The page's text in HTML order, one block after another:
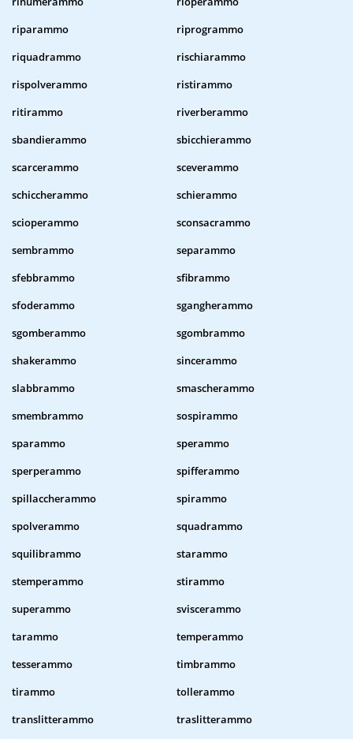
riparammo
riprogrammo
riquadrammo
rischiarammo
rispolverammo
ristirammo
ritirammo
riverberammo
sbandierammo
sbicchierammo
scarcerammo
sceverammo
schiccherammo
schierammo
scioperammo
sconsacrammo
sembrammo
separammo
sfebbrammo
sfibrammo
sfoderammo
sgangherammo
sgomberammo
sgombrammo
shakerammo
sincerammo
slabbrammo
smascherammo
smembrammo
sospirammo
sparammo
sperammo
sperperammo
spifferammo
spillaccherammo
spirammo
spolverammo
squadrammo
squilibrammo
starammo
stemperammo
stirammo
superammo
sviscerammo
tarammo
temperammo
tesserammo
timbrammo
tirammo
tollerammo
translitterammo
traslitterammo